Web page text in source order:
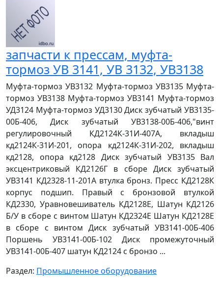
запчасти к прессам, муфта-
тормоз УВ 3141, УВ 3132, УВ3138
Муфта-тормоз УВ3132 Муфта-тормоз УВ3135 Муфта-
тормоз УВ3138 Муфта-тормоз УВ3141 Муфта-тормоз
УД3124 Муфта-тормоз УД3130 Диск зубчатый УВ3135-
00Б-406, Диск зубчатый УВ3138-00Б-406,"винт
регулировочный КД2124К-31И-407А, вкладыш
кд2124К-31И-201, опора кд2124К-31И-202, вкладыш
кд2128, опора кд2128 Диск зубчатый УВ3135 Вал
эксцентриковый КД2126Г в сборе Диск зубчатый
УВ3141 КД2328-11-201А втулка бронз. Пресс КД2128К
корпус подшип. Правый с бронзовой втулкой
КД2330, Уравновешиватель КД2128Е, Шатун КД2126
Б/У в сборе с винтом Шатун КД2324Е Шатун КД2128Е
в сборе с винтом Диск зубчатый УВ3141-00Б-406
Поршень УВ3141-00Б-102 Диск промежуточный
УВ3141-00Б-407 шатун КД2124 с бронзо ...
Раздел: Промышленное оборудование